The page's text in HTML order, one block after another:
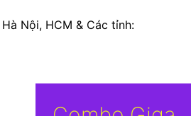
Nội, HCM & Các tỉnh: